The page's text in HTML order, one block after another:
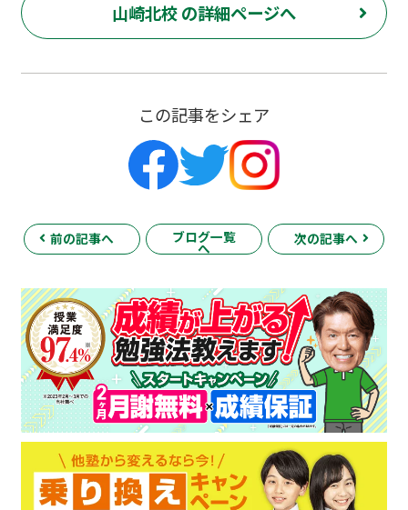
山崎北校 の詳細ページへ
この記事をシェア
前の記事へ ブログ一覧
へ
次の記事へ